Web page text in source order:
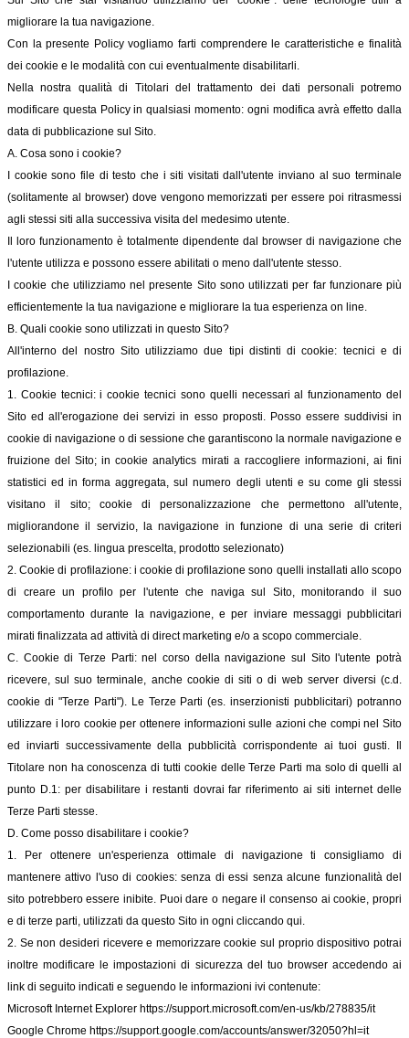
migliorare la tua navigazione.
Con la presente Policy vogliamo farti comprendere le caratteristiche e finalità
dei cookie e le modalità con cui eventualmente disabilitarli.
Nella nostra qualità di Titolari del trattamento dei dati personali potremo
modificare questa Policy in qualsiasi momento: ogni modifica avrà effetto dalla
data di pubblicazione sul Sito.
A. Cosa sono i cookie?
I cookie sono file di testo che i siti visitati dall'utente inviano al suo terminale
(solitamente al browser) dove vengono memorizzati per essere poi ritrasmessi
agli stessi siti alla successiva visita del medesimo utente.
Il loro funzionamento è totalmente dipendente dal browser di navigazione che
l'utente utilizza e possono essere abilitati o meno dall'utente stesso.
I cookie che utilizziamo nel presente Sito sono utilizzati per far funzionare più
efficientemente la tua navigazione e migliorare la tua esperienza on line.
B. Quali cookie sono utilizzati in questo Sito?
All'interno del nostro Sito utilizziamo due tipi distinti di cookie: tecnici e di
profilazione.
1. Cookie tecnici: i cookie tecnici sono quelli necessari al funzionamento del
Sito ed all'erogazione dei servizi in esso proposti. Posso essere suddivisi in
cookie di navigazione o di sessione che garantiscono la normale navigazione e
fruizione del Sito; in cookie analytics mirati a raccogliere informazioni, ai fini
statistici ed in forma aggregata, sul numero degli utenti e su come gli stessi
visitano il sito; cookie di personalizzazione che permettono all'utente,
migliorandone il servizio, la navigazione in funzione di una serie di criteri
selezionabili (es. lingua prescelta, prodotto selezionato)
2. Cookie di profilazione: i cookie di profilazione sono quelli installati allo scopo
di creare un profilo per l'utente che naviga sul Sito, monitorando il suo
comportamento durante la navigazione, e per inviare messaggi pubblicitari
mirati finalizzata ad attività di direct marketing e/o a scopo commerciale.
C. Cookie di Terze Parti: nel corso della navigazione sul Sito l'utente potrà
ricevere, sul suo terminale, anche cookie di siti o di web server diversi (c.d.
cookie di "Terze Parti"). Le Terze Parti (es. inserzionisti pubblicitari) potranno
utilizzare i loro cookie per ottenere informazioni sulle azioni che compi nel Sito
ed inviarti successivamente della pubblicità corrispondente ai tuoi gusti. Il
Titolare non ha conoscenza di tutti cookie delle Terze Parti ma solo di quelli al
punto D.1: per disabilitare i restanti dovrai far riferimento ai siti internet delle
Terze Parti stesse.
D. Come posso disabilitare i cookie?
1. Per ottenere un'esperienza ottimale di navigazione ti consigliamo di
mantenere attivo l'uso di cookies: senza di essi senza alcune funzionalità del
sito potrebbero essere inibite. Puoi dare o negare il consenso ai cookie, propri
e di terze parti, utilizzati da questo Sito in ogni cliccando qui.
2. Se non desideri ricevere e memorizzare cookie sul proprio dispositivo potrai
inoltre modificare le impostazioni di sicurezza del tuo browser accedendo ai
link di seguito indicati e seguendo le informazioni ivi contenute:
Microsoft Internet Explorer https://support.microsoft.com/en-us/kb/278835/it
Google Chrome https://support.google.com/accounts/answer/32050?hl=it